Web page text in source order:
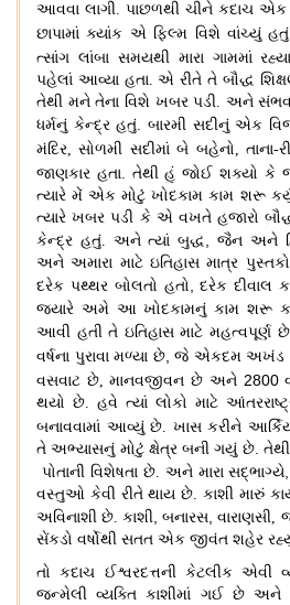
આવવા લાગી. પાછળથી ચીને કદાચ એક
છાપામાં ક્યાંક એ ફિલ્મ વિશે વાંચ્યું હતું
ત્સાંગ લાંબા સમયથી મારા ગામમાં
પહેલાં આવ્યા હતા.એ રીતે તે બૌદ્ધ
તેથી મને તેના વિશે ખબર પડી. અને
ધર્મનું કેન્દ્ર હતું.બારમી સદીનું એક
મંદિર,સોળમી સદીમાં બે બહેનો,
જાણકાર હતા. તેથી હું જોઈ શક્યો કે
ત્યારે મેં એક મોટું ખોદકામ કામ શરૂ
ત્યારે ખબર પડી કે એ વખતે હજારો
કેન્દ્ર હતું. અને ત્યાં બુદ્ધ,જૈન અને
અને અમારા માટે ઇતિહાસ માત્ર પુસ્તકો
દરેક પથ્થર બોલતો હતો,દરેક દીવાલ
જ્યારે અમે આ ખોદકામનું કામ શરૂ
આવી હતી તે ઇતિહાસ માટે મહત્વપૂર્ણ છે
વર્ષના પુરાવા મળ્યા છે,જે એકદમ અખંડ
વસવાટ છે,માનવજીવન છે અને 2800
થયો છે. હવે ત્યાં લોકો માટે
બનાવવામાં આવ્યું છે. ખાસ કરીને
તે અભ્યાસનું મોટું ક્ષેત્ર બની ગયું છે.
પોતાની વિશેષતા છે. અને મારા સદ્ભાગ્યે
વસ્તુઓ કેવી રીતે થાય છે.કાશી મારું
અવિનાશી છે.કાશી,બનારસ,વારાણસી,
સેંકડો વર્ષોથી સતત એક જીવંત શહેર
તો કદાચ ઈશ્વરદત્તની કેટલીક એવી
જન્મેલી વ્યક્તિ કાશીમાં ગઈ છે અને